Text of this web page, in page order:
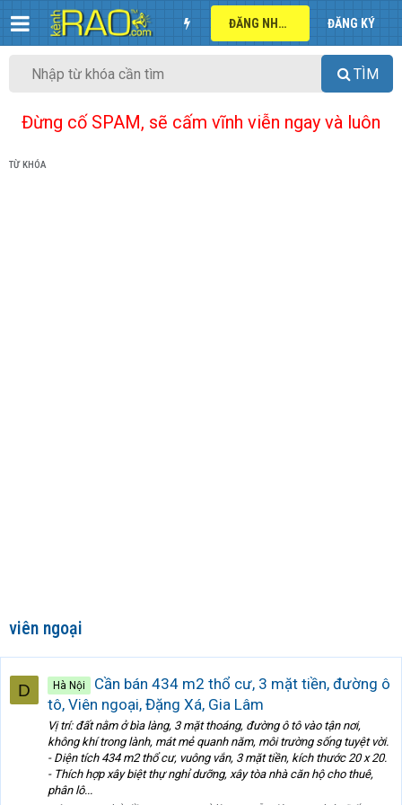
ĐĂNG NHẬP ĐĂNG KÝ
TÌM
Đừng cố SPAM, sẽ cấm vĩnh viễn ngay và luôn
TỪ KHÓA
viên ngoại
D Hà Nội
Cần bán 434 m2 thổ cư, 3 mặt tiền, đường ô
tô, Viên ngoại, Đặng Xá, Gia Lâm
Vị trí: đất nằm ở bìa làng, 3 mặt thoáng, đường ô tô vào tận nơi,
không khí trong lành, mát mẻ quanh năm, môi trường sống tuyệt vời.
- Diện tích 434 m2 thổ cư, vuông vắn, 3 mặt tiền, kích thước 20 x 20.
- Thích hợp xây biệt thự nghỉ dưỡng, xây tòa nhà căn hộ cho thuê,
phân lô...